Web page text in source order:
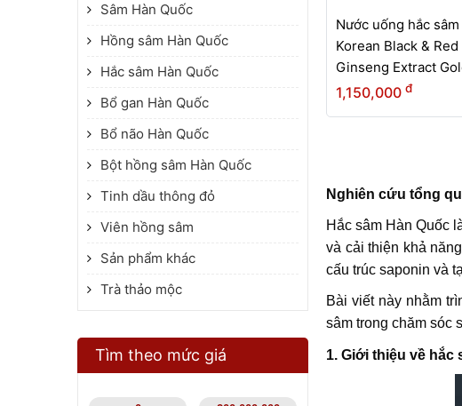
Nước uống hắc
Korean Black & Red
Ginseng Extract
1,150,000 đ
Nghiên cứu tổng
Hắc sâm Hàn Quốc
và cải thiện khả
cấu trúc saponin và
Bài viết này nhằm
sâm trong chăm sóc
1. Giới thiệu về hắc
Sâm Hàn Quốc
Hồng sâm Hàn Quốc
Hắc sâm Hàn Quốc
Bổ gan Hàn Quốc
Bổ não Hàn Quốc
Bột hồng sâm Hàn Quốc
Tinh dầu thông đỏ
Viên hồng sâm
Sản phẩm khác
Trà thảo mộc
Tìm theo mức giá